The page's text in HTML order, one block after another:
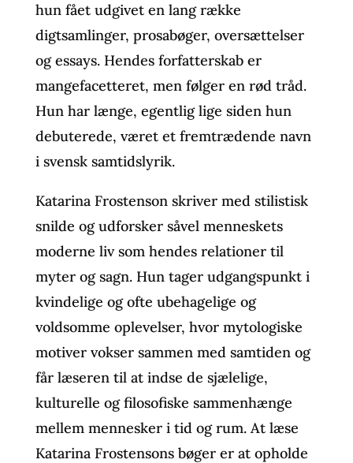
hun fået udgivet en lang række
digtsamlinger, prosabøger, oversættelser
og essays. Hendes forfatterskab er
mangefacetteret, men følger en rød tråd.
Hun har længe, egentlig lige siden hun
debuterede, været et fremtrædende navn
i svensk samtidslyrik.
Katarina Frostenson skriver med stilistisk
snilde og udforsker såvel menneskets
moderne liv som hendes relationer til
myter og sagn. Hun tager udgangspunkt i
kvindelige og ofte ubehagelige og
voldsomme oplevelser, hvor mytologiske
motiver vokser sammen med samtiden og
får læseren til at indse de sjælelige,
kulturelle og filosofiske sammenhænge
mellem mennesker i tid og rum. At læse
Katarina Frostensons bøger er at opholde